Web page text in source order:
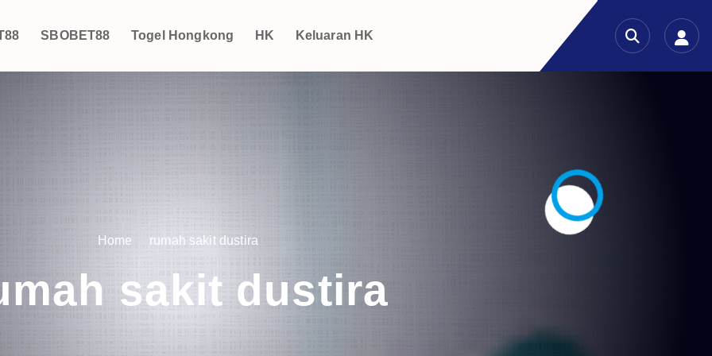
SBOBET88 Togel Hongkong HK Keluaran HK
Home rumah sakit dustira
sakit dustira